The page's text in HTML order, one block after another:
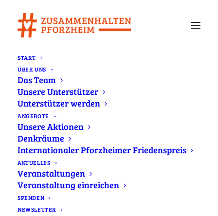
START
ÜBER UNS
Das Team
Unsere Unterstützer
Unterstützer werden
ANGEBOTE
Unsere Aktionen
Denkräume
Internationaler Pforzheimer Friedenspreis
AKTUELLES
Veranstaltungen
Veranstaltung einreichen
SPENDEN
NEWSLETTER
Ist das noch/schon mein
Land?
Datum:
Februar 19, 2026
Add to Calendar
Zeit:
19:00-21:00
Venue:
Kulturhaus Osterfeld